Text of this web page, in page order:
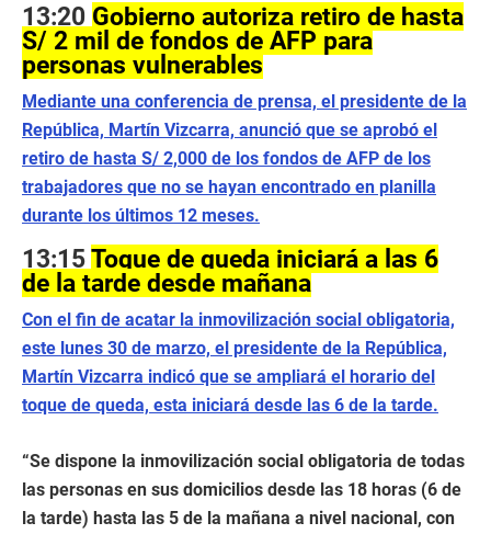
13:20 Gobierno autoriza retiro de hasta
S/ 2 mil de fondos de AFP para
personas vulnerables
Mediante una conferencia de prensa, el presidente de la
República, Martín Vizcarra, anunció que se aprobó el
retiro de hasta S/ 2,000 de los fondos de AFP de los
trabajadores que no se hayan encontrado en planilla
durante los últimos 12 meses.
13:15Toque de queda iniciará a las 6
de la tarde desde mañana
Con el fin de acatar la inmovilización social obligatoria,
este lunes 30 de marzo, el presidente de la República,
Martín Vizcarra indicó que se ampliará el horario del
toque de queda, esta iniciará desde las 6 de la tarde.
“Se dispone la inmovilización social obligatoria de todas
las personas en sus domicilios desde las 18 horas (6 de
la tarde) hasta las 5 de la mañana a nivel nacional, con